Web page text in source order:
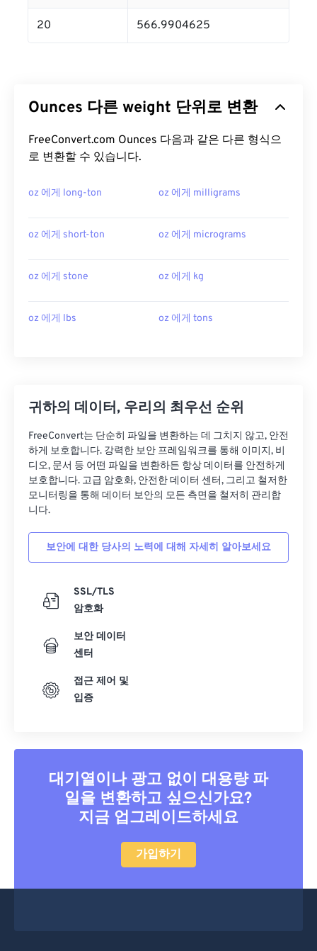
20 566.9904625
Ounces 다른 weight 단위로 변환
FreeConvert.com Ounces 다음과 같은 다른 형식으
로 변환할 수 있습니다.
oz 에게 long-ton oz 에게 milligrams
oz 에게 short-ton oz 에게 micrograms
oz 에게 stone oz 에게 kg
oz 에게 lbs oz 에게 tons
귀하의 데이터, 우리의 최우선 순위
FreeConvert는 단순히 파일을 변환하는 데 그치지 않고, 안전
하게 보호합니다. 강력한 보안 프레임워크를 통해 이미지, 비
디오, 문서 등 어떤 파일을 변환하든 항상 데이터를 안전하게
보호합니다. 고급 암호화, 안전한 데이터 센터, 그리고 철저한
모니터링을 통해 데이터 보안의 모든 측면을 철저히 관리합
니다.
보안에 대한 당사의 노력에 대해 자세히 알아보세요
SSL/TLS
암호화
보안 데이터
센터
접근 제어 및
입증
대기열이나 광고 없이 대용량 파
일을 변환하고 싶으신가요?
지금 업그레이드하세요
가입하기